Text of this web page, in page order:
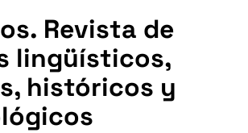
Revista de
lingüísticos,
históricos y